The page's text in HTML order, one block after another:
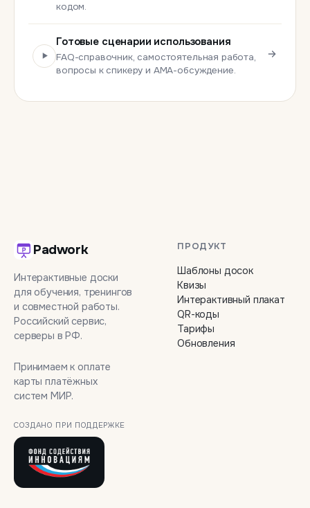
кодом.
Готовые сценарии использования
FAQ-справочник, самостоятельная работа,
вопросы к спикеру и AMA-обсуждение.
Padwork
Интерактивные доски
для обучения, тренингов
и совместной работы.
Российский сервис,
серверы в РФ.
Принимаем к оплате
карты платёжных
систем МИР.
СОЗДАНО ПРИ ПОДДЕРЖКЕ
ПРОДУКТ
Шаблоны досок
Квизы
Интерактивный плакат
QR-коды
Тарифы
Обновления